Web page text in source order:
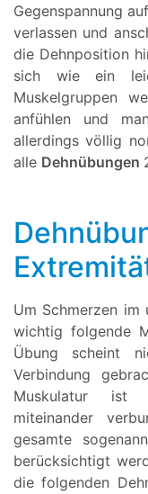
Gegenspannung
verlassen und
die Dehnposition
sich wie ein
Muskelgruppen
anfühlen und
allerdings völlig
alle Dehnübungen
Um Schmerzen im
wichtig folgende
Übung scheint
Verbindung
Muskulatur
miteinander
gesamte
berücksichtigt
die folgenden